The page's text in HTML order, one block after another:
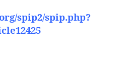
spip2/spip.php?